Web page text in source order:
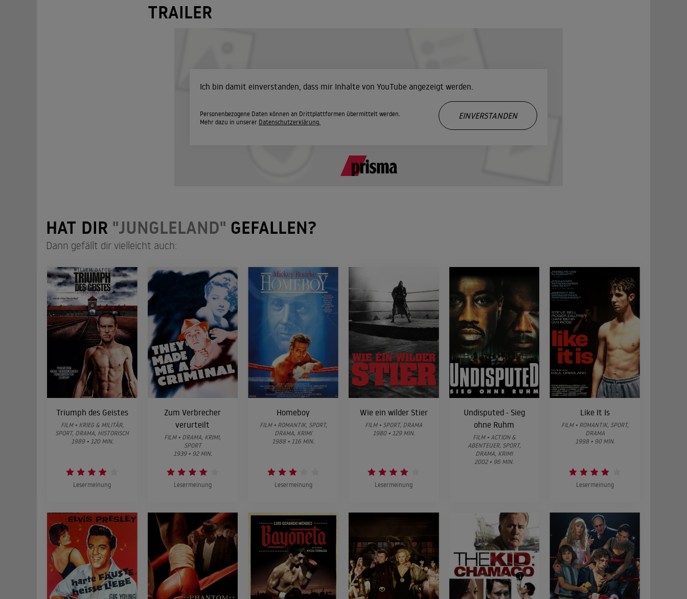
TRAILER
Ich bin damit einverstanden, dass mir Inhalte von YouTube angezeigt werden.
Personenbezogene Daten können an Drittplattformen übermittelt werden.
Mehr dazu in unserer Datenschutzerklärung.
EINVERSTANDEN
HAT DIR "JUNGLELAND" GEFALLEN?
Dann gefällt dir vielleicht auch:
Triumph des Geistes
FILM • KRIEG & MILITÄR,
SPORT, DRAMA, HISTORISCH
1989 • 120 MIN.
Lesermeinung
Zum Verbrecher
verurteilt
FILM • DRAMA, KRIMI,
SPORT
1939 • 92 MIN.
Lesermeinung
Homeboy
FILM • ROMANTIK, SPORT,
DRAMA, KRIMI
1988 • 116 MIN.
Lesermeinung
Wie ein wilder Stier
FILM • SPORT, DRAMA
1980 • 129 MIN.
Lesermeinung
Undisputed - Sieg
ohne Ruhm
FILM • ACTION &
ABENTEUER, SPORT,
DRAMA, KRIMI
2002 • 96 MIN.
Like It Is
FILM • ROMANTIK, SPORT,
DRAMA
1998 • 90 MIN.
Lesermeinung